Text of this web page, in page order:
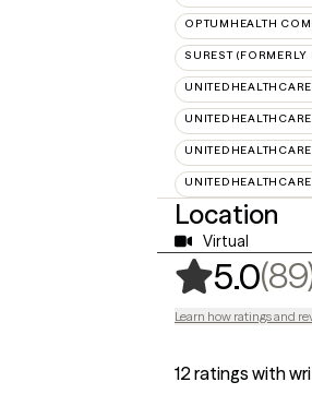
OPTUMHEALTH
SUREST (FORMERLY
Location
Virtual
5.0
Learn how ratings and
12 ratings with